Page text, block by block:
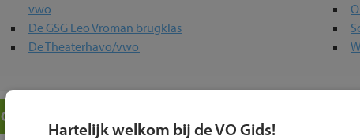
vwo
De GSG Leo Vroman brugklas
De Theaterhavo/vwo
Overige atheneum-scholen in jouw regio
Hartelijk welkom bij de VO Gids!